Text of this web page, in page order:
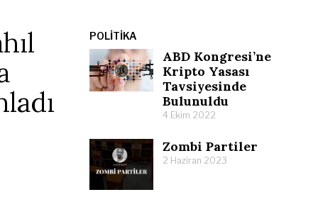
POLITIKA
ABD Kongresi’ne
Kripto Yasası
Tavsiyesinde
Bulunuldu
4 Ekim 2022
Zombi Partiler
2 Haziran 2023